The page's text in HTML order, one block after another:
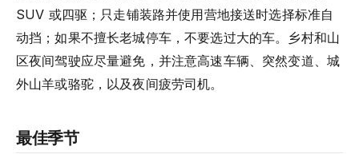
SUV 或四驱；只走铺装路并使用营地接送时选择标准自
动挡；如果不擅长老城停车，不要选过大的车。乡村和山
区夜间驾驶应尽量避免，并注意高速车辆、突然变道、城
外山羊或骆驼，以及夜间疲劳司机。
最佳季节